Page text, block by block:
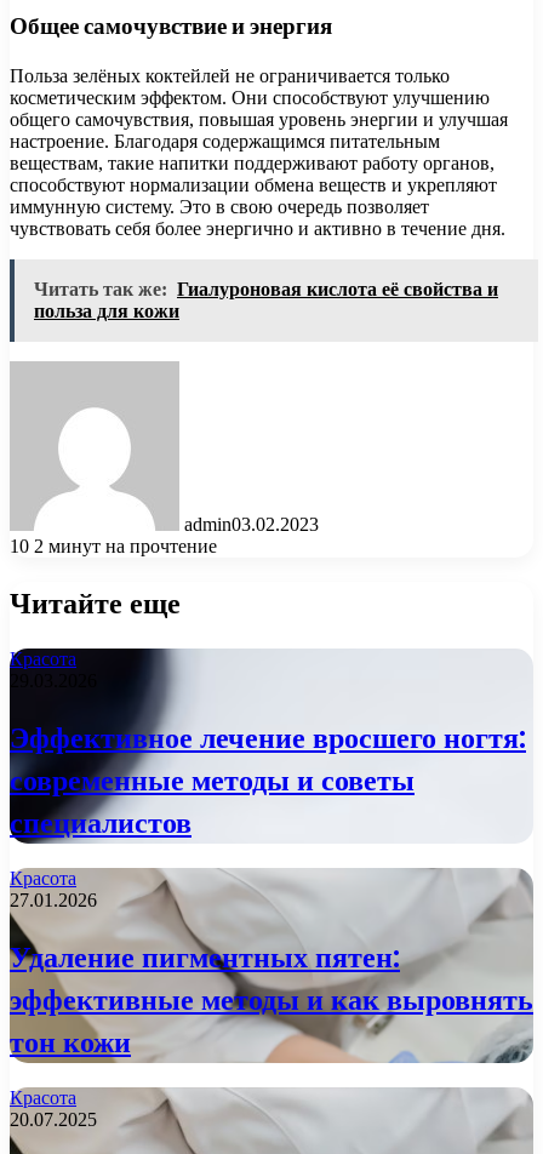
Общее самочувствие и энергия
Польза зелёных коктейлей не ограничивается только
косметическим эффектом. Они способствуют улучшению
общего самочувствия, повышая уровень энергии и улучшая
настроение. Благодаря содержащимся питательным
веществам, такие напитки поддерживают работу органов,
способствуют нормализации обмена веществ и укрепляют
иммунную систему. Это в свою очередь позволяет
чувствовать себя более энергично и активно в течение дня.
Читать так же: Гиалуроновая кислота её свойства и
польза для кожи
admin03.02.2023
10 2 минут на прочтение
Читайте еще
Красота
Эффективное лечение вросшего ногтя:
современные методы и советы
специалистов
Красота
27.01.2026
Удаление пигментных пятен:
эффективные методы и как выровнять
тон кожи
Красота
20.07.2025